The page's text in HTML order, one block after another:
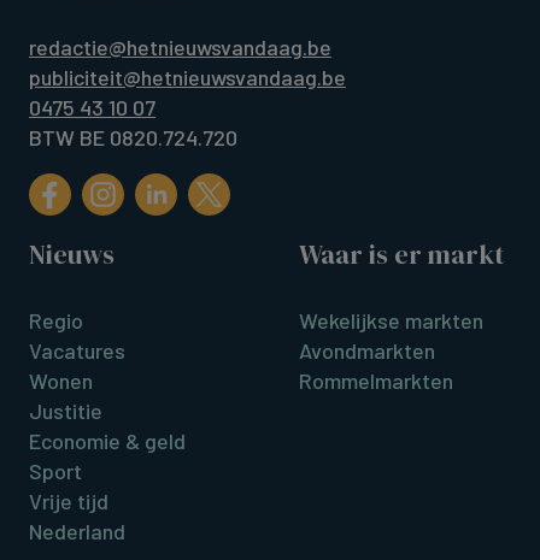
redactie@hetnieuwsvandaag.be
publiciteit@hetnieuwsvandaag.be
0475 43 10 07
BTW BE 0820.724.720
Nieuws
Regio
Vacatures
Wonen
Justitie
Economie & geld
Sport
Vrije tijd
Nederland
Waar is er markt
Wekelijkse markten
Avondmarkten
Rommelmarkten